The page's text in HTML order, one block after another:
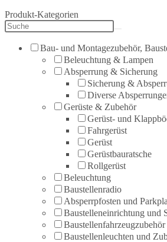
Produkt-Kategorien
Bau- und Montagezubehör,
Beleuchtung & Lampen
Absperrung & Sicherung
Sicherung &
Diverse
Gerüste & Zubehör
Gerüst- und
Fahrgerüst
Gerüst
Gerüstbauratsche
Rollgerüst
Beleuchtung
Baustellenradio
Absperrpfosten und
Baustelleneinrichtung und
Baustellenfahrzeugzubehör
Baustellenleuchten und